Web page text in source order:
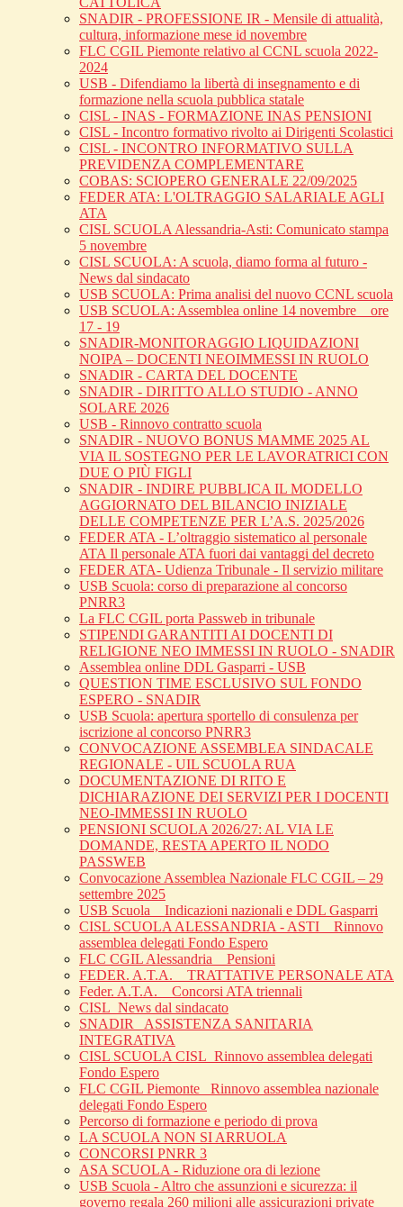
SNADIR - PROFESSIONE IR - Mensile di attualità,
cultura, informazione mese id novembre
FLC CGIL Piemonte relativo al CCNL scuola 2022-
2024
USB - Difendiamo la libertà di insegnamento e di
formazione nella scuola pubblica statale
CISL - INAS - FORMAZIONE INAS PENSIONI
CISL - Incontro formativo rivolto ai Dirigenti Scolastici
CISL - INCONTRO INFORMATIVO SULLA
PREVIDENZA COMPLEMENTARE
COBAS: SCIOPERO GENERALE 22/09/2025
FEDER ATA: L'OLTRAGGIO SALARIALE AGLI
ATA
CISL SCUOLA Alessandria-Asti: Comunicato stampa
5 novembre
CISL SCUOLA: A scuola, diamo forma al futuro -
News dal sindacato
USB SCUOLA: Prima analisi del nuovo CCNL scuola
USB SCUOLA: Assemblea online 14 novembre _ ore
17 - 19
SNADIR-MONITORAGGIO LIQUIDAZIONI
NOIPA – DOCENTI NEOIMMESSI IN RUOLO
SNADIR - CARTA DEL DOCENTE
SNADIR - DIRITTO ALLO STUDIO - ANNO
SOLARE 2026
USB - Rinnovo contratto scuola
SNADIR - NUOVO BONUS MAMME 2025 AL
VIA IL SOSTEGNO PER LE LAVORATRICI CON
DUE O PIÙ FIGLI
SNADIR - INDIRE PUBBLICA IL MODELLO
AGGIORNATO DEL BILANCIO INIZIALE
DELLE COMPETENZE PER L’A.S. 2025/2026
FEDER ATA - L’oltraggio sistematico al personale
ATA Il personale ATA fuori dai vantaggi del decreto
FEDER ATA- Udienza Tribunale - Il servizio militare
USB Scuola: corso di preparazione al concorso
PNRR3
La FLC CGIL porta Passweb in tribunale
STIPENDI GARANTITI AI DOCENTI DI
RELIGIONE NEO IMMESSI IN RUOLO - SNADIR
Assemblea online DDL Gasparri - USB
QUESTION TIME ESCLUSIVO SUL FONDO
ESPERO - SNADIR
USB Scuola: apertura sportello di consulenza per
iscrizione al concorso PNRR3
CONVOCAZIONE ASSEMBLEA SINDACALE
REGIONALE - UIL SCUOLA RUA
DOCUMENTAZIONE DI RITO E
DICHIARAZIONE DEI SERVIZI PER I DOCENTI
NEO-IMMESSI IN RUOLO
PENSIONI SCUOLA 2026/27: AL VIA LE
DOMANDE, RESTA APERTO IL NODO
PASSWEB
Convocazione Assemblea Nazionale FLC CGIL – 29
settembre 2025
USB Scuola _ Indicazioni nazionali e DDL Gasparri
CISL SCUOLA ALESSANDRIA - ASTI _ Rinnovo
assemblea delegati Fondo Espero
FLC CGIL Alessandria _ Pensioni
FEDER. A.T.A. _ TRATTATIVE PERSONALE ATA
Feder. A.T.A. _ Concorsi ATA triennali
CISL_News dal sindacato
SNADIR_ ASSISTENZA SANITARIA
INTEGRATIVA
CISL SCUOLA CISL_Rinnovo assemblea delegati
Fondo Espero
FLC CGIL Piemonte _Rinnovo assemblea nazionale
delegati Fondo Espero
Percorso di formazione e periodo di prova
LA SCUOLA NON SI ARRUOLA
CONCORSI PNRR 3
ASA SCUOLA - Riduzione ora di lezione
USB Scuola - Altro che assunzioni e sicurezza: il
governo regala 260 milioni alle assicurazioni private